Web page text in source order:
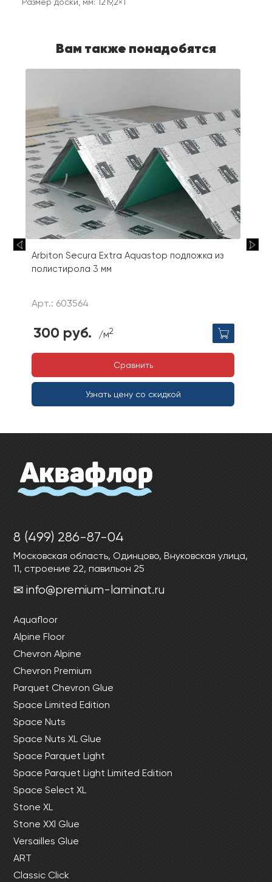
Вам также понадобятся
Arbiton Secura Extra Aquastop подложка из
полистирола 3 мм
Арт.: 603564
300 руб. /м2
Сравнить
Узнать цену со скидкой
8 (499) 286-87-04
Московская область, Одинцово, Внуковская улица,
11, строение 22, павильон 25
info@premium-laminat.ru
Aquafloor
Alpine Floor
Chevron Alpine
Chevron Premium
Parquet Chevron Glue
Space Limited Edition
Space Nuts
Space Nuts XL Glue
Space Parquet Light
Space Parquet Light Limited Edition
Space Select XL
Stone XL
Stone XXl Glue
Versailles Glue
ART
Classic Click